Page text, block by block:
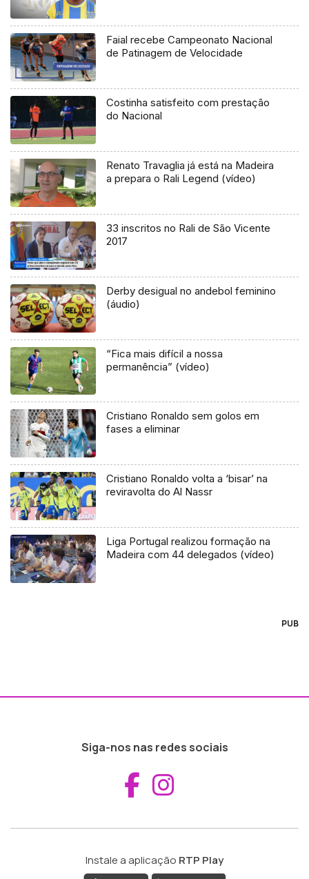
Faial recebe Campeonato Nacional
de Patinagem de Velocidade
Costinha satisfeito com prestação
do Nacional
Renato Travaglia já está na Madeira
a prepara o Rali Legend (vídeo)
33 inscritos no Rali de São Vicente
2017
Derby desigual no andebol feminino
(áudio)
“Fica mais difícil a nossa
permanência” (vídeo)
Cristiano Ronaldo sem golos em
fases a eliminar
Cristiano Ronaldo volta a ‘bisar’ na
reviravolta do Al Nassr
Liga Portugal realizou formação na
Madeira com 44 delegados (vídeo)
PUB
Siga-nos nas redes sociais
Aceder ao
Instale a aplicação RTP Play